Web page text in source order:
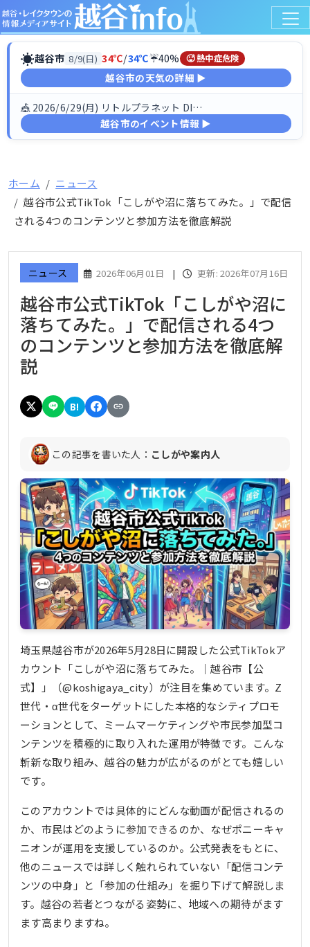
☀越谷市 8/9(日) 34℃/34℃☔40% 🥵 熱中症危険
越谷市の天気の詳細 ▶
🎪 2026/6/29(月) リトルプラネット DINO FESTIV…
越谷市のイベント情報 ▶
ホーム
ニュース
越谷市公式TikTok「こしがや沼に落ちてみた。」で配信
される4つのコンテンツと参加方法を徹底解説
ニュース 2026年06月01日 | 更新: 2026年07月16日
越谷市公式TikTok「こしがや沼に
落ちてみた。」で配信される4つ
のコンテンツと参加方法を徹底解
説
B!
この記事を書いた人： こしがや案内人
埼玉県越谷市が2026年5月28日に開設した公式TikTokア
カウント「こしがや沼に落ちてみた。｜越谷市【公
式】」（@koshigaya_city）が注目を集めています。Z
世代・α世代をターゲットにした本格的なシティプロモ
ーションとして、ミームマーケティングや市民参加型コ
ンテンツを積極的に取り入れた運用が特徴です。こんな
斬新な取り組み、越谷の魅力が広がるのがとても嬉しい
です。
このアカウントでは具体的にどんな動画が配信されるの
か、市民はどのように参加できるのか、なぜポニーキャ
ニオンが運用を支援しているのか。公式発表をもとに、
他のニュースでは詳しく触れられていない「配信コンテ
ンツの中身」と「参加の仕組み」を掘り下げて解説しま
す。越谷の若者とつながる姿勢に、地域への期待がます
ます高まりますね。